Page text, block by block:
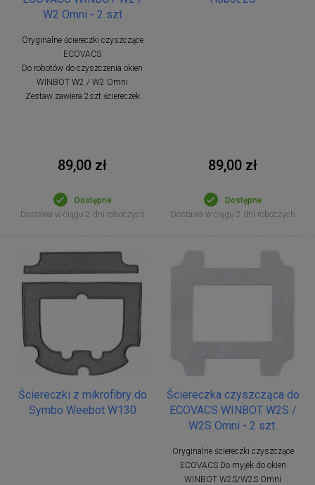
W2 Omni - 2 szt
Oryginalne ściereczki czyszczące
ECOVACS
Do robotów do czyszczenia okien
WINBOT W2 / W2 Omni
Zestaw zawiera 2szt ściereczek
89,00 zł
Dostępne
Dostawa w ciągu 2 dni roboczych
89,00 zł
Dostępne
Dostawa w ciągu 2 dni roboczych
Ściereczki z mikrofibry do
Symbo Weebot W130
Ściereczka czyszcząca do
ECOVACS WINBOT W2S /
W2S Omni - 2 szt.
Oryginalne ściereczki czyszczące
ECOVACS Do myjek do okien
WINBOT W2S/W2S Omni